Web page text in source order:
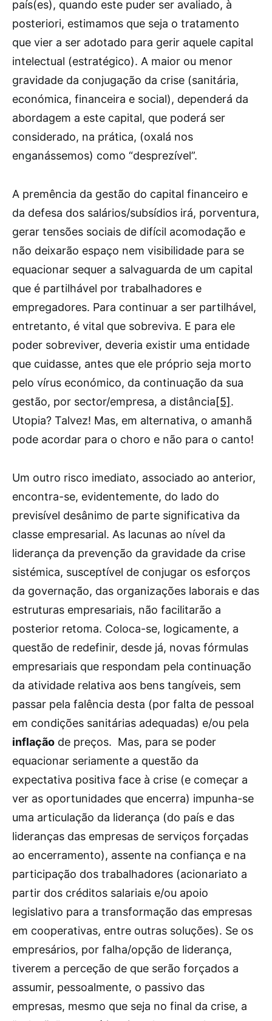
país(es), quando este puder ser avaliado, à
posteriori, estimamos que seja o tratamento
que vier a ser adotado para gerir aquele capital
intelectual (estratégico). A maior ou menor
gravidade da conjugação da crise (sanitária,
económica, financeira e social), dependerá da
abordagem a este capital, que poderá ser
considerado, na prática, (oxalá nos
enganássemos) como “desprezível”.
A premência da gestão do capital financeiro e
da defesa dos salários/subsídios irá, porventura,
gerar tensões sociais de difícil acomodação e
não deixarão espaço nem visibilidade para se
equacionar sequer a salvaguarda de um capital
que é partilhável por trabalhadores e
empregadores. Para continuar a ser partilhável,
entretanto, é vital que sobreviva. E para ele
poder sobreviver, deveria existir uma entidade
que cuidasse, antes que ele próprio seja morto
pelo vírus económico, da continuação da sua
gestão, por sector/empresa, a distância[5].
Utopia? Talvez! Mas, em alternativa, o amanhã
pode acordar para o choro e não para o canto!
Um outro risco imediato, associado ao anterior,
encontra-se, evidentemente, do lado do
previsível desânimo de parte significativa da
classe empresarial. As lacunas ao nível da
liderança da prevenção da gravidade da crise
sistémica, susceptível de conjugar os esforços
da governação, das organizações laborais e das
estruturas empresariais, não facilitarão a
posterior retoma. Coloca-se, logicamente, a
questão de redefinir, desde já, novas fórmulas
empresariais que respondam pela continuação
da atividade relativa aos bens tangíveis, sem
passar pela falência desta (por falta de pessoal
em condições sanitárias adequadas) e/ou pela
inflação de preços. Mas, para se poder
equacionar seriamente a questão da
expectativa positiva face à crise (e começar a
ver as oportunidades que encerra) impunha-se
uma articulação da liderança (do país e das
lideranças das empresas de serviços forçadas
ao encerramento), assente na confiança e na
participação dos trabalhadores (acionariato a
partir dos créditos salariais e/ou apoio
legislativo para a transformação das empresas
em cooperativas, entre outras soluções). Se os
empresários, por falha/opção de liderança,
tiverem a perceção de que serão forçados a
assumir, pessoalmente, o passivo das
empresas, mesmo que seja no final da crise, a